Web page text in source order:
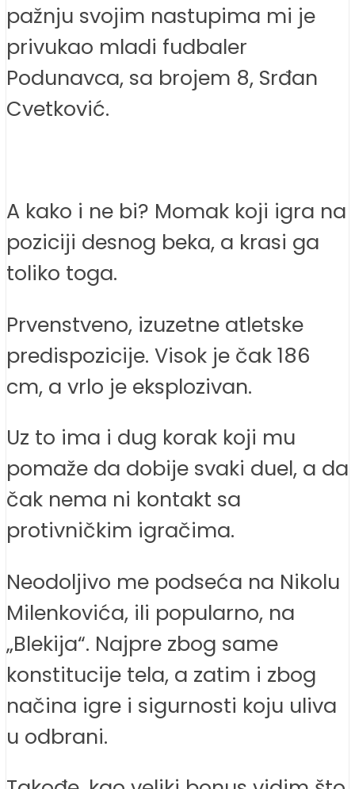
pažnju svojim nastupima mi je
privukao mladi fudbaler
Podunavca, sa brojem 8, Srđan
Cvetković.
A kako i ne bi? Momak koji igra na
poziciji desnog beka, a krasi ga
toliko toga.
Prvenstveno, izuzetne atletske
predispozicije. Visok je čak 186
cm, a vrlo je eksplozivan.
Uz to ima i dug korak koji mu
pomaže da dobije svaki duel, a da
čak nema ni kontakt sa
protivničkim igračima.
Neodoljivo me podseća na Nikolu
Milenkovića, ili popularno, na
„Blekija“. Najpre zbog same
konstitucije tela, a zatim i zbog
načina igre i sigurnosti koju uliva
u odbrani.